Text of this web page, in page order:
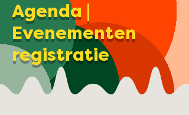
Agenda |
Evenementen
registratie